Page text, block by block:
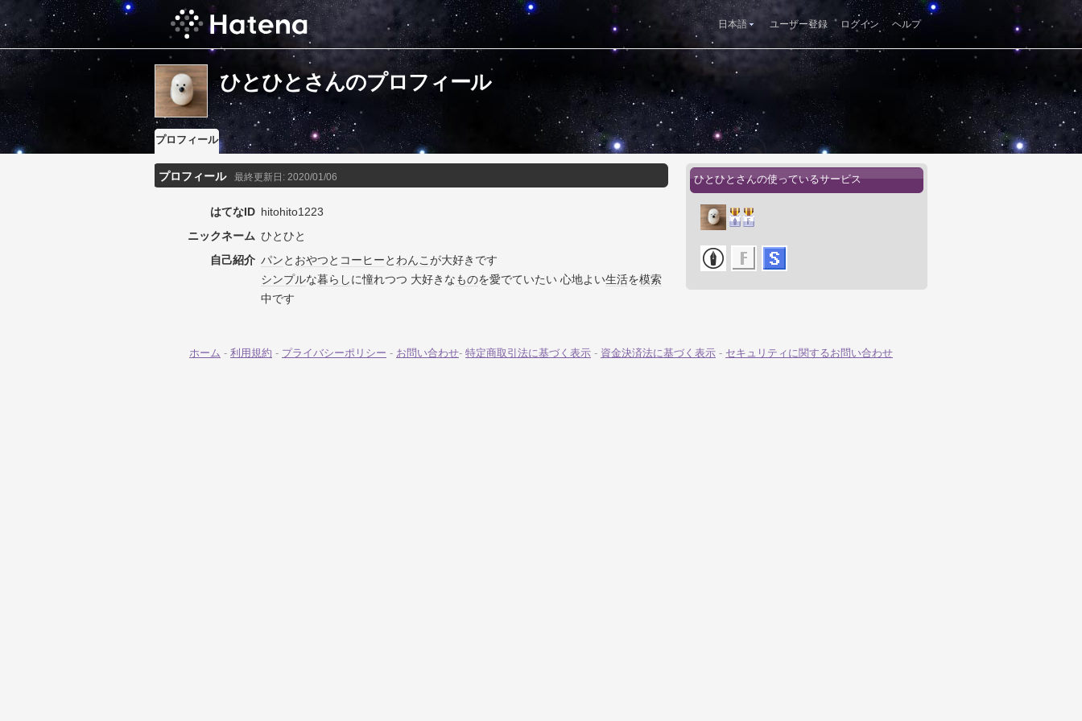
日本語 ユーザー登録 ログイン ヘルプ
ひとひとさんのプロフィール
プロフィール
プロフィール 最終更新日: 2020/01/06
はてなID hitohito1223
ニックネーム ひとひと
自己紹介 パンと おやつと コーヒーとわんこが大好きです
シンプルな暮らしに憧れつつ 大好きなものを愛でていたい 心地よい生活を模索
中です
ひとひとさんの使っているサービス
ホーム - 利用規約 - プライバシーポリシー - お問い合わせ- 特定商取引法に基づく表示 - 資金決済法に基づく表示 - セキュリティに関するお問い合わせ